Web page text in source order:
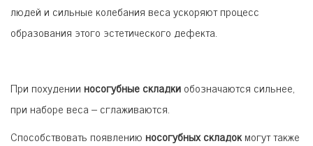
людей и сильные колебания веса ускоряют процесс
образования этого эстетического дефекта.
При похудении носогубные складкиобозначаются сильнее,
при наборе веса – сглаживаются.
Способствовать появлению носогубных складокмогут также